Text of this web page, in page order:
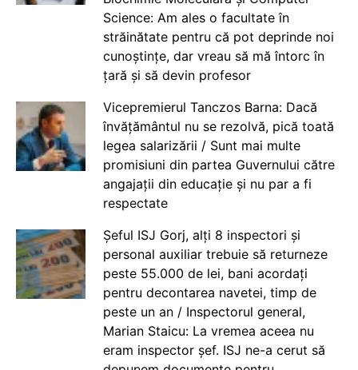
Science: Am ales o facultate în
străinătate pentru că pot deprinde noi
cunoștințe, dar vreau să mă întorc în
țară și să devin profesor
Vicepremierul Tanczos Barna: Dacă
învățământul nu se rezolvă, pică toată
legea salarizării / Sunt mai multe
promisiuni din partea Guvernului către
angajații din educație și nu par a fi
respectate
Șeful ISJ Gorj, alți 8 inspectori și
personal auxiliar trebuie să returneze
peste 55.000 de lei, bani acordați
pentru decontarea navetei, timp de
peste un an / Inspectorul general,
Marian Staicu: La vremea aceea nu
eram inspector șef. ISJ ne-a cerut să